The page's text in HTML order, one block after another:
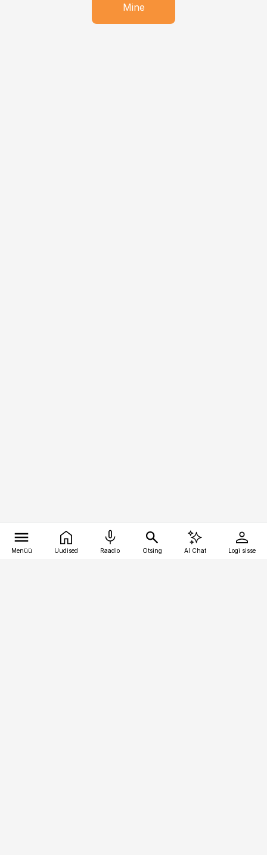
Mine
Menüü Uudised Raadio Otsing AI Chat Logi sisse